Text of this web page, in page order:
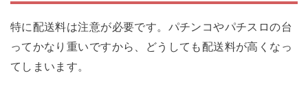
特に配送料は注意が必要です。パチンコやパチスロの台
ってかなり重いですから、どうしても配送料が高くなっ
てしまいます。